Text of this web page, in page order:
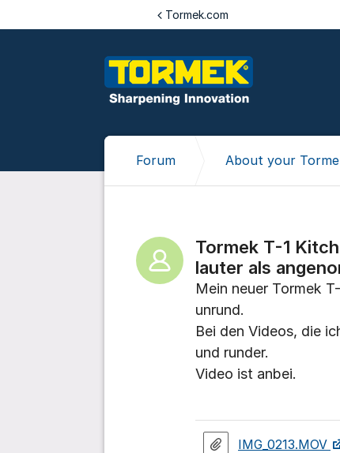
Tormek.com
Forum About your
Tormek T-1
lauter als
Mein neuer Tormek
unrund.
Bei den Videos, die
und runder.
Video ist anbei.
IMG_0213.MOV